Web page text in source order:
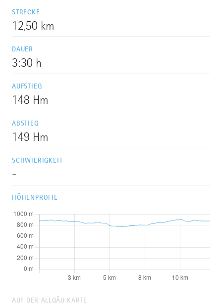
STRECKE
12,50 km
DAUER
3:30 h
AUFSTIEG
148 Hm
ABSTIEG
149 Hm
SCHWIERIGKEIT
-
HÖHENPROFIL
AUF DER ALLGÄU KARTE